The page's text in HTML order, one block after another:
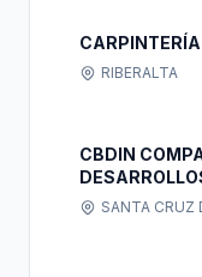
RIBERALTA
CBDIN
SANTA CRUZ